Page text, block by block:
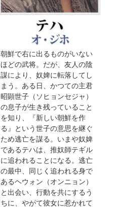
朝鮮で右に出るものがいない
ほどの武将。だが、友人の陰
謀により、奴婢に転落してし
まう。ある日、かつての主君
昭顕世子（ソヒョンセジャ）
の息子が生き残っていること
を知り、『新しい朝鮮を作
る』という世子の意思を継ぐ
ため逃亡を謀る。いまや奴婢
であるテハは、推奴師テギル
に追われることになる。逃亡
の最中、同じく追われる身で
あるヘウォン（オンニョン）
と出会い、行動を共にするう
ちに、やがて彼女に惹かれて